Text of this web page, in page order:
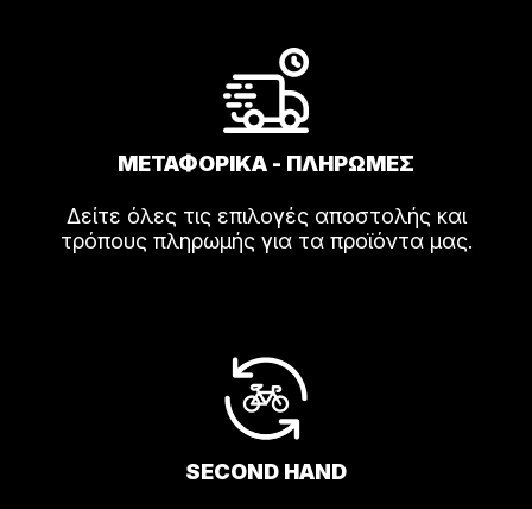
ΜΕΤΑΦΟΡΙΚΑ - ΠΛΗΡΩΜΕΣ
Δείτε όλες τις επιλογές αποστολής και
τρόπους πληρωμής για τα προϊόντα μας.
SECOND HAND